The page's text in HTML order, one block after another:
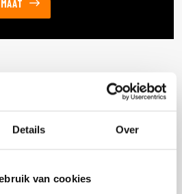
Details Over
van cookies
eerder bekeken